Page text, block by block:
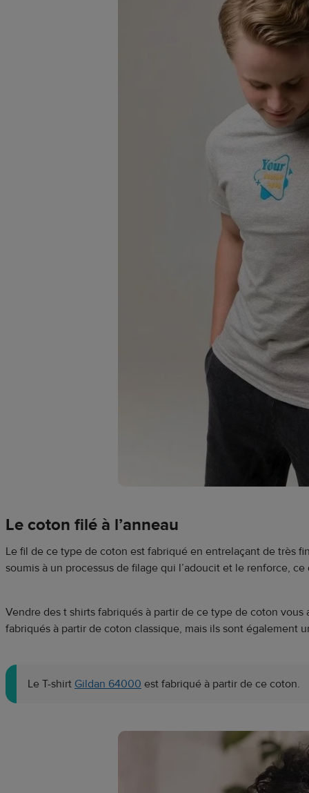
Le coton filé à l’anneau
Le fil de ce type de coton est fabriqué en entrelaçant de très
soumis à un processus de filage qui l’adoucit et le renforce,
Vendre des t shirts fabriqués à partir de ce type de coton
fabriqués à partir de coton classique, mais ils sont également
Le T-shirt Gildan 64000 est fabriqué à partir de ce coton.